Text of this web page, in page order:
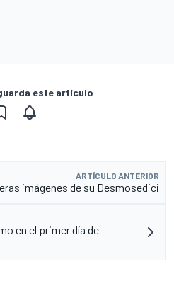
este artículo
ARTÍCULO ANTERIOR
imágenes de su Desmosedici
en el primer día de